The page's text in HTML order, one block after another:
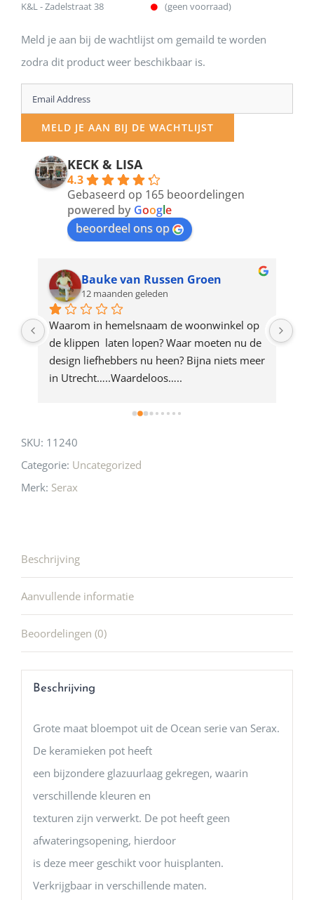
K&L - Zadelstraat 38 (geen voorraad)
Meld je aan bij de wachtlijst om gemaild te worden
zodra dit product weer beschikbaar is.
Enter
your
email
address
product
MELD JE AAN BIJ DE WACHTLIJST
KECK & LISA
4.3
Gebaseerd op 165 beoordelingen
powered by Google
beoordeel ons op
Bauke van Russen Groen
12 maanden geleden
Waarom in hemelsnaam de woonwinkel op
de klippen  laten lopen? Waar moeten nu de
design liefhebbers nu heen? Bijna niets meer
in Utrecht…..Waardeloos…..
SKU: 11240
Categorie: Uncategorized
Merk: Serax
Beschrijving
Aanvullende informatie
Beoordelingen (0)
Beschrijving
Grote maat bloempot uit de Ocean serie van Serax.
De keramieken pot heeft
een bijzondere glazuurlaag gekregen, waarin
verschillende kleuren en
texturen zijn verwerkt. De pot heeft geen
afwateringsopening, hierdoor
is deze meer geschikt voor huisplanten.
Verkrijgbaar in verschillende maten.